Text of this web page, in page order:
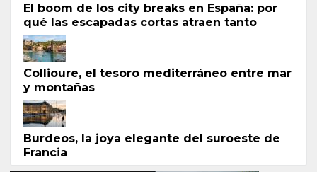
El boom de los city breaks en España: por
qué las escapadas cortas atraen tanto
Collioure, el tesoro mediterráneo entre mar
y montañas
Burdeos, la joya elegante del suroeste de
Francia